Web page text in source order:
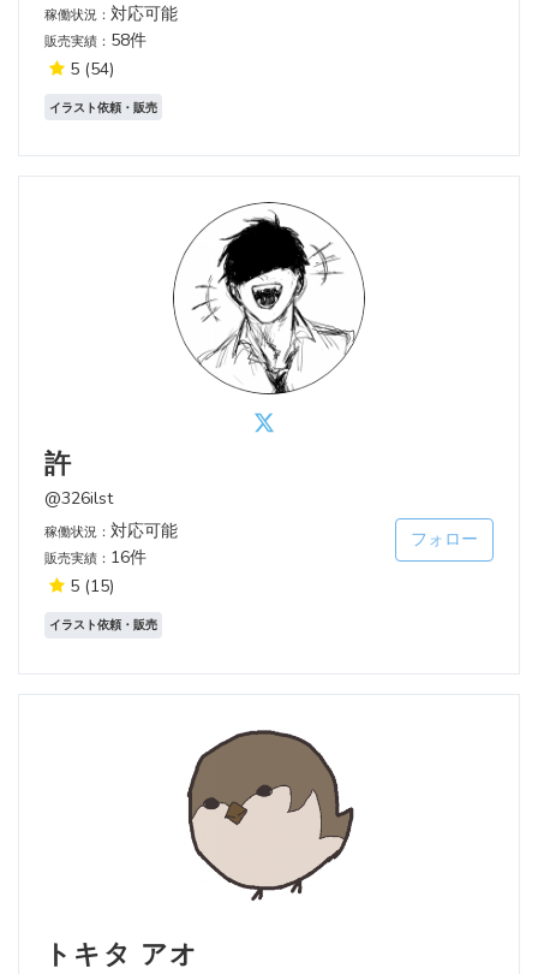
稼働状況： 対応可能
販売実績： 58件
5 (54)
イラスト依頼・販売
許
@326ilst
稼働状況： 対応可能
販売実績： 16件
5 (15)
フォロー
イラスト依頼・販売
トキタ アオ